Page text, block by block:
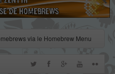
via le Homebrew Menu
BannerBomb3 pour obtenir un